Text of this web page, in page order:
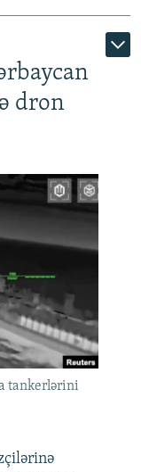
dron
tankerlərini